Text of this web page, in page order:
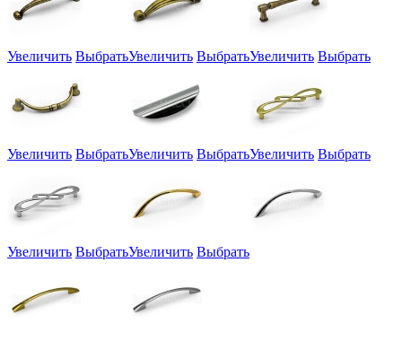
Увеличить ВыбратьУвеличить ВыбратьУвеличить Выбрать
Увеличить ВыбратьУвеличить ВыбратьУвеличить Выбрать
Увеличить ВыбратьУвеличить Выбрать